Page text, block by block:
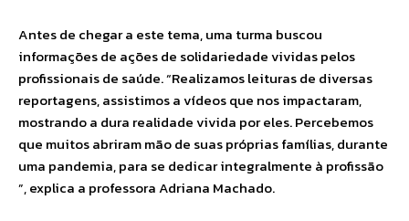
Antes de chegar a este tema, uma turma buscou
informações de ações de solidariedade vividas pelos
profissionais de saúde. “Realizamos leituras de diversas
reportagens, assistimos a vídeos que nos impactaram,
mostrando a dura realidade vivida por eles. Percebemos
que muitos abriram mão de suas próprias famílias, durante
uma pandemia, para se dedicar integralmente à profissão
”, explica a professora Adriana Machado.